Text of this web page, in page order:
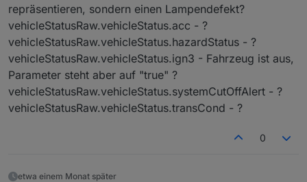
repräsentieren, sondern einen Lampendefekt?
vehicleStatusRaw.vehicleStatus.acc - ?
vehicleStatusRaw.vehicleStatus.hazardStatus - ?
vehicleStatusRaw.vehicleStatus.ign3 - Fahrzeug ist aus,
Parameter steht aber auf "true" ?
vehicleStatusRaw.vehicleStatus.systemCutOffAlert - ?
vehicleStatusRaw.vehicleStatus.transCond - ?
0
etwa einem Monat später